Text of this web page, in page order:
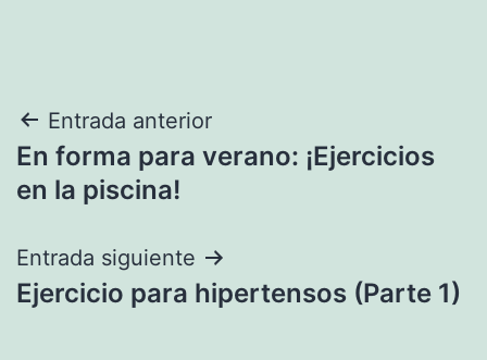
Navegación
de
Entrada anterior
En forma para verano: ¡Ejercicios
en la piscina!
Entrada siguiente
Ejercicio para hipertensos (Parte 1)